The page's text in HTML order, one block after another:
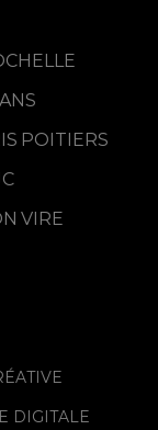
POITIERS
VIRE
DIGITALE